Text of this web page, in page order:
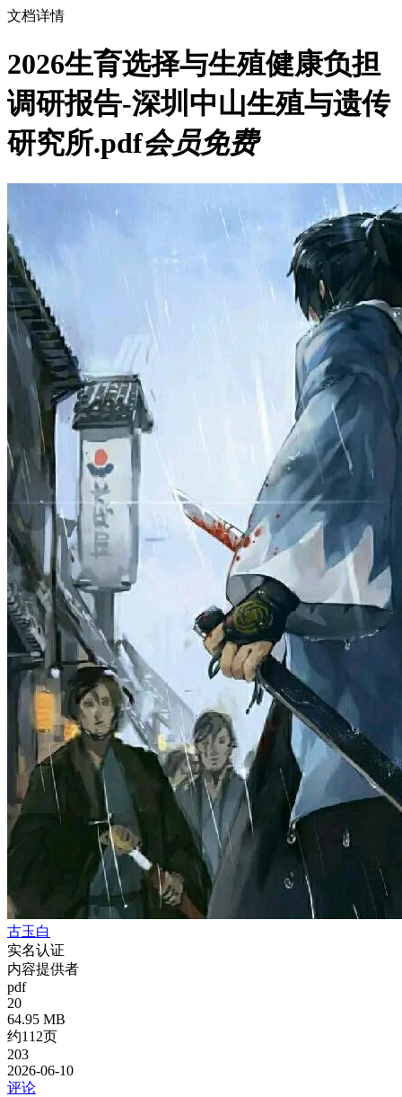
文档详情
2026生育选择与生殖健康负担
调研报告-深圳中山生殖与遗传
研究所.pdf会员免费
古玉白
实名认证
内容提供者
pdf
20
64.95 MB
约112页
203
2026-06-10
评论